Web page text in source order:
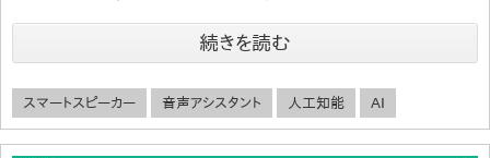
続きを読む
スマートスピーカー 音声アシスタント 人工知能 AI